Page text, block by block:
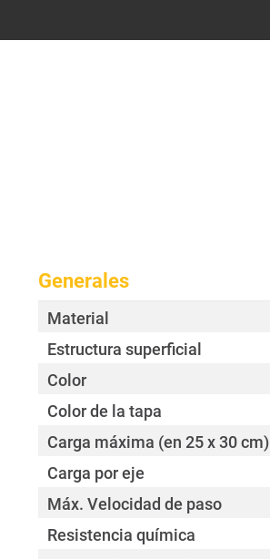
Generales
Material
Estructura superficial
Color
Color de la tapa
Carga máxima (en 25 x 30 cm)
Carga por eje
Máx. Velocidad de paso
Resistencia química